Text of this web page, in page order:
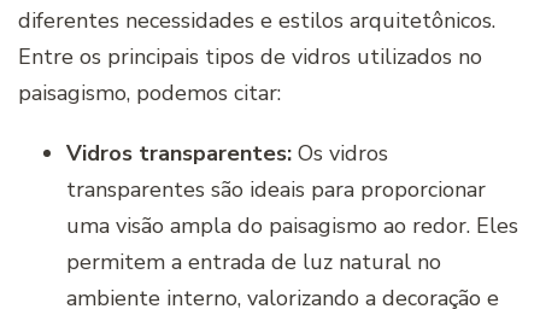
diferentes necessidades e estilos arquitetônicos.
Entre os principais tipos de vidros utilizados no
paisagismo, podemos citar:
Vidros transparentes: Os vidros
transparentes são ideais para proporcionar
uma visão ampla do paisagismo ao redor. Eles
permitem a entrada de luz natural no
ambiente interno, valorizando a decoração e